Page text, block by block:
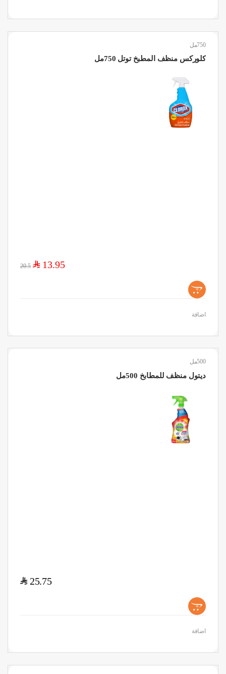
750مل
كلوركس منظف المطبخ توتل 750مل
13.95
$
20.5
+
اضافة
500مل
ديتول منظف للمطابخ 500مل
25.75
$
+
اضافة